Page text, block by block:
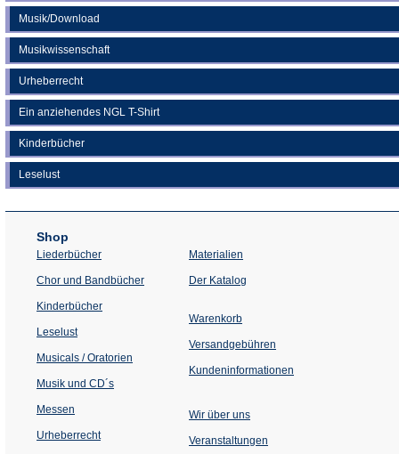
Musik/Download
Musikwissenschaft
Urheberrecht
Ein anziehendes NGL T-Shirt
Kinderbücher
Leselust
Shop
Liederbücher
Chor und Bandbücher
Kinderbücher
Leselust
Musicals / Oratorien
Musik und CD´s
Messen
Urheberrecht
Materialien
Der Katalog
Warenkorb
Versandgebühren
Kundeninformationen
Wir über uns
Veranstaltungen